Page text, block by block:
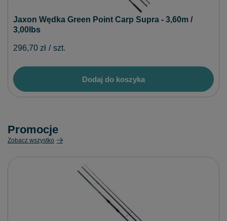
Jaxon Wędka Green Point Carp Supra - 3,60m /
3,00lbs
296,70 zł / szt.
Dodaj do koszyka
Promocje
Zobacz wszystko